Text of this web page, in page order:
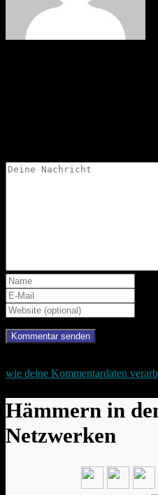
wie deine Kommentardaten
Hämmern in
Netzwerken